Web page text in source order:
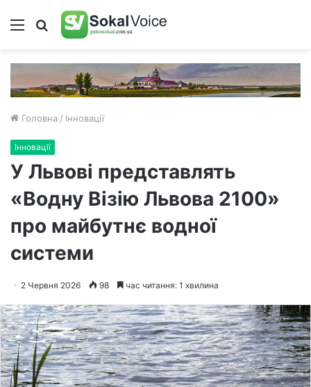
Меню Пошук
Головна / Інновації
Інновації
У Львові представлять
«Водну Візію Львова 2100»
про майбутнє водної
системи
2 Червня 2026 98 час читання: 1 хвилина